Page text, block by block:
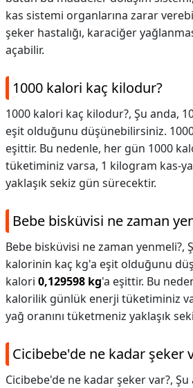
kas sistemi organlarına zarar
şeker hastalığı, karaciğer
açabilir.
1000 kalori kaç kilodur?
1000 kalori kaç kilodur?, Şu anda,
eşit olduğunu düşünebilirsiniz.
eşittir. Bu nedenle, her gün 1000
tüketiminiz varsa, 1 kilogram kas-
yaklaşık sekiz gün sürecektir.
Bebe bisküvisi ne zaman
Bebe bisküvisi ne zaman yenmeli?,
kalorinin kaç kg'a eşit olduğunu
kalori 0,129598 kg'a eşittir. Bu
kalorilik günlük enerji tüketiminiz
yağ oranını tüketmeniz yaklaşık
Cicibebe'de ne kadar şeker
Cicibebe'de ne kadar şeker var?, Şu